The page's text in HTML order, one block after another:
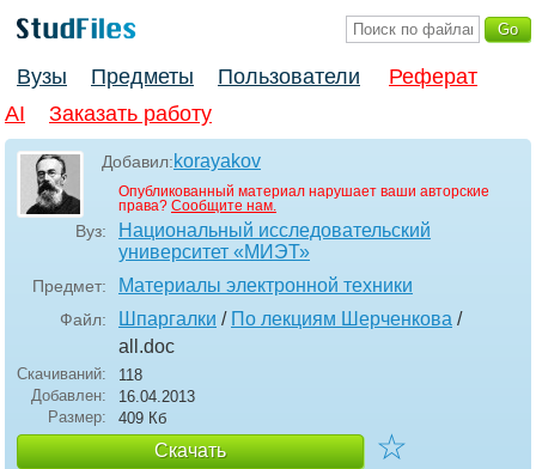
Вузы Предметы Пользователи
Реферат
AI
Заказать работу
Добавил:korayakov
Опубликованный материал нарушает ваши авторские
права? Сообщите нам.
Вуз:
Национальный исследовательский
университет «МИЭТ»
Предмет: Материалы электронной техники
Файл: Шпаргалки / По лекциям Шерченкова /
all .doc
Скачиваний:
118
Добавлен:
16.04.2013
Размер:
409 Кб
Скачать ☆